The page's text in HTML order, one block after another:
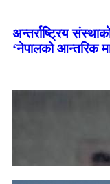
अन्तर्राष्ट्रिय
‘नेपालको आन्तरिक